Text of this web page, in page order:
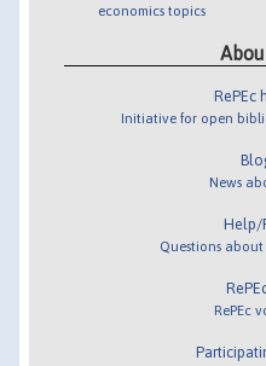
economics topics
RePEc
Initiative for open
News
Help/
Questions about
RePEc